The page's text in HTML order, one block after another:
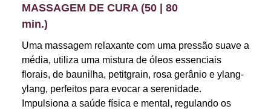
MASSAGEM DE CURA (50 | 80
min.)
Uma massagem relaxante com uma pressão suave a
média, utiliza uma mistura de óleos essenciais
florais, de baunilha, petitgrain, rosa gerânio e ylang-
ylang, perfeitos para evocar a serenidade.
Impulsiona a saúde física e mental, regulando os